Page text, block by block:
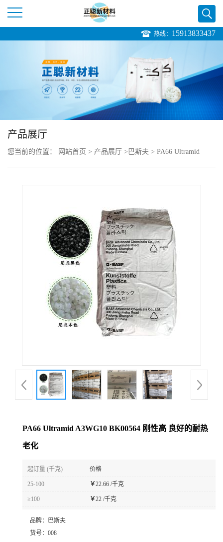
公
品
展
热线： 15913833437
产品展厅
您当前的位置： 网站首页 > 产品展厅 > 巴斯夫 > PA66 Ultramid
PA66 Ultramid A3WG10 BK00564 刚性高 良好的耐热
老化
起订量 (千克) 价格
25-100 ￥22.66 /千克
≥100 ￥22 /千克
品牌：
巴斯夫
货号： 008